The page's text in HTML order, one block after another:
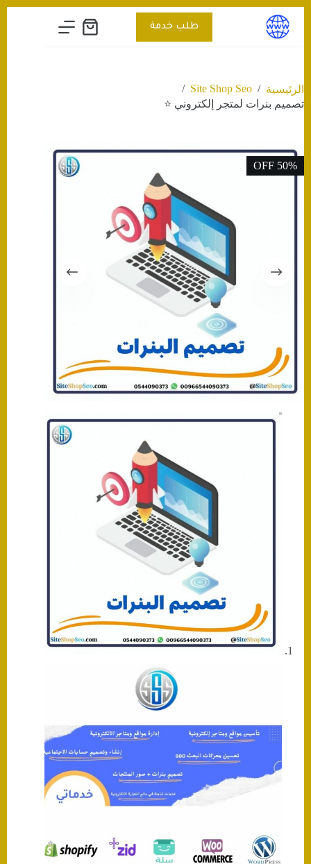
التجاوز
المحتوى
طلب خدمة
عربة
الرئيسية /
Site Shop Seo
/
تصميم بنرات لمتجر إلكتروني ⭐️
50% OFF